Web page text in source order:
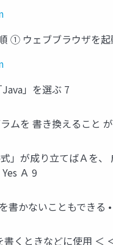
① ウェブブラウザ
」を選ぶ 7
ムを 書き換えること
」が成り立てばＡを
Ａ 9
書かないこともできる
くときなどに使用 ＜